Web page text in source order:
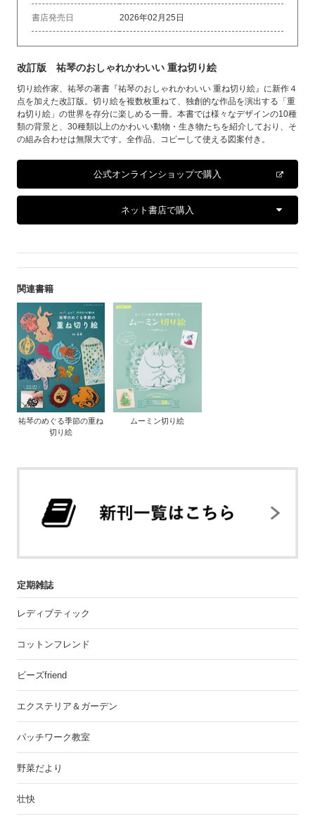
書店発売日 2026年02月25日
改訂版 祐琴のおしゃれかわいい 重ね切り絵
切り絵作家、祐琴の著書『祐琴のおしゃれかわいい 重ね切り絵』に新作４
点を加えた改訂版。切り絵を複数枚重ねて、独創的な作品を演出する「重
ね切り絵」の世界を存分に楽しめる一冊。本書では様々なデザインの10種
類の背景と、30種類以上のかわいい動物・生き物たちを紹介しており、そ
の組み合わせは無限大です。全作品、コピーして使える図案付き。
公式オンラインショップで購入
ネット書店で購入
関連書籍
祐琴のめぐる季節の重ね
切り絵
ムーミン切り絵
定期雑誌
レディブティック
コットンフレンド
ビーズfriend
エクステリア＆ガーデン
パッチワーク教室
野菜だより
壮快